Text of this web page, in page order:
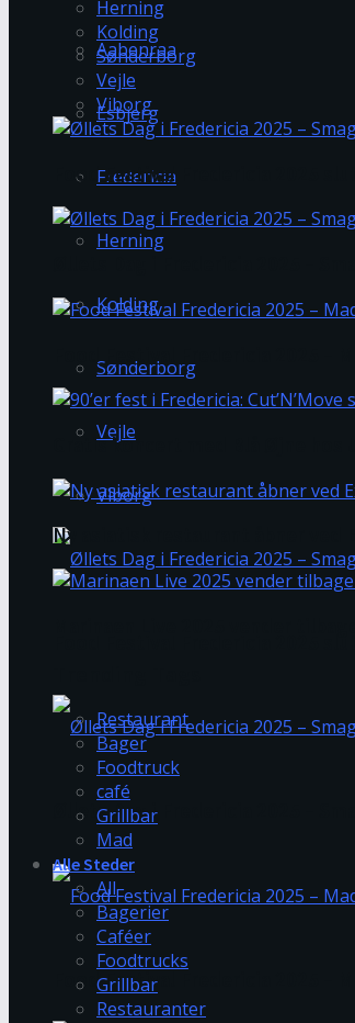
Aabenraa
Esbjerg
Fredericia
Herning
Kolding
Sønderborg
Vejle
Viborg
Øllets Dag i Fredericia 2025 –
Food Festival Fredericia 2025 –
Herning
Kolding
Sønderborg
Vejle
Viborg
Food Festival Fredericia 2025
Gratis koncert med Blå Øjne hos
Ny asiatisk restaurant åbner ved
Restaurant
Bager
Foodtruck
café
Grillbar
Mad
Alle Steder
All
Bagerier
Caféer
Foodtrucks
Grillbar
Restauranter